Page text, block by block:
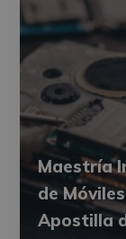
Maestría
de
Apostilla